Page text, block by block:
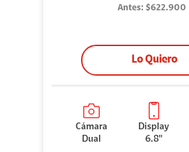
Antes: $622.900
Lo Quiero
Cámara
Dual
Display
6.8"